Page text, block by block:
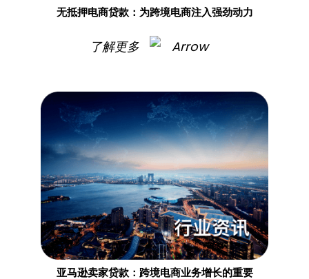
无抵押电商贷款：为跨境电商注入强劲动力
了解更多
亚马逊卖家贷款：跨境电商业务增长的重要